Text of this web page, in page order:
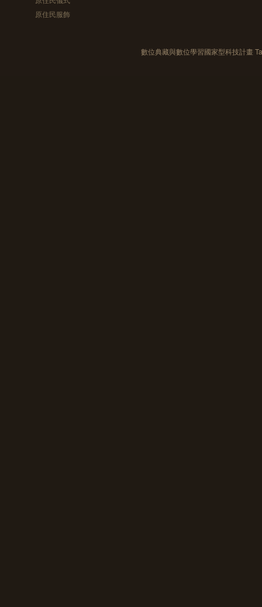
原住民服飾
數位典藏與數位學習國家型科技計畫